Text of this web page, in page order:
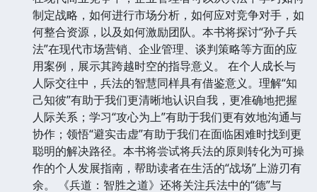
制定战略，如何进行市场分析，如何应对竞争对手，如
何整合资源，以及如何激励团队。本书将探讨“孙子兵
法”在现代市场营销、企业管理、谈判策略等方面的应
用案例，展示其跨越时空的指导意义。 在个人成长与
人际交往中，兵法的智慧同样具有借鉴意义。理解“知
己知彼”有助于我们更清晰地认识自我，更准确地把握
人际关系；学习“攻心为上”有助于我们更有效地沟通与
协作；领悟“避实击虚”有助于我们在面临困难时找到更
聪明的解决路径。本书将尝试将兵法的原则转化为可操
作的个人发展指南，帮助读者在生活的“战场”上游刃有
余。 《兵道：智胜之道》还将关注兵法中的“德”与